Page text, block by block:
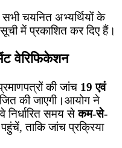
चयनित अभ्यर्थियों के
में प्रकाशित कर दिए हैं।
वेरिफिकेशन
की जांच 19 एवं
की जाएगी।आयोग ने
निर्धारित समय सेकम-से-
ताकि जांच प्रक्रिया